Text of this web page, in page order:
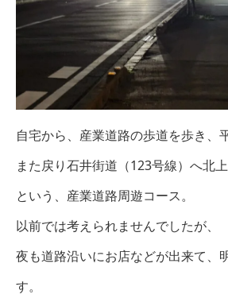
自宅から、産業道路の歩道を歩き、
また戻り石井街道（123号線）へ北上
という、産業道路周遊コース。
以前では考えられませんでしたが、
夜も道路沿いにお店などが出来て、
す。